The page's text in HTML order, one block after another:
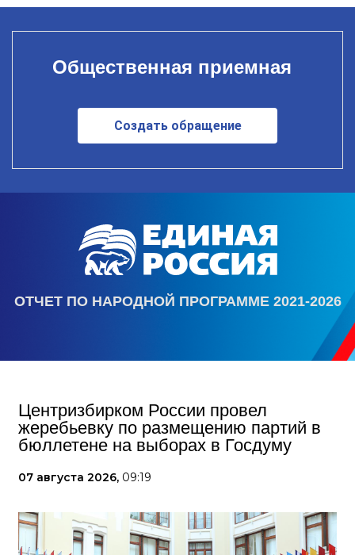
Общественная приемная
Создать обращение
ОТЧЕТ ПО НАРОДНОЙ ПРОГРАММЕ 2021-2026
Центризбирком России провел
жеребьевку по размещению партий в
бюллетене на выборах в Госдуму
07 августа 2026, 09:19